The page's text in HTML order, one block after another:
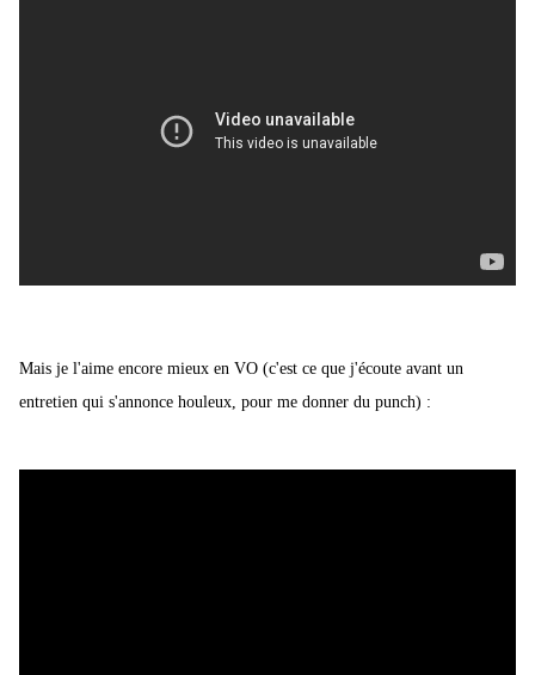
Mais je l'aime encore mieux en VO (c'est ce que j'écoute avant un
entretien qui s'annonce houleux, pour me donner du punch) :